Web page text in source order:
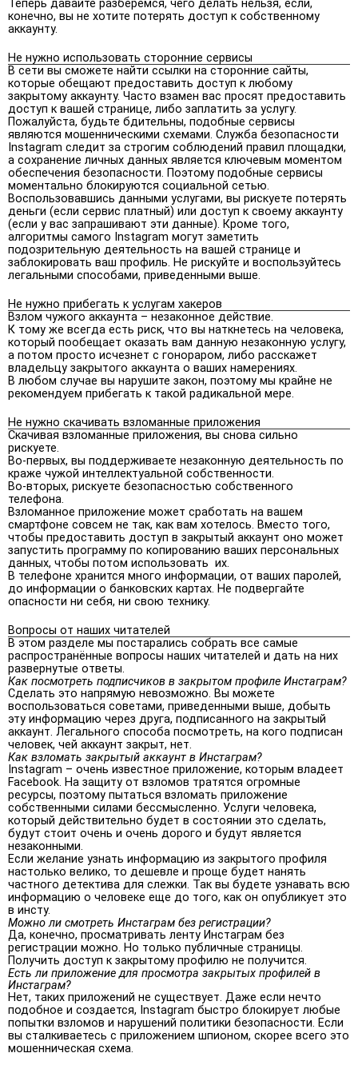
Теперь давайте разберемся, чего делать нельзя, если,
конечно, вы не хотите потерять доступ к собственному
аккаунту.
Не нужно использовать сторонние сервисы
В сети вы сможете найти ссылки на сторонние сайты,
которые обещают предоставить доступ к любому
закрытому аккаунту. Часто взамен вас просят предоставить
доступ к вашей странице, либо заплатить за услугу.
Пожалуйста, будьте бдительны, подобные сервисы
являются мошенническими схемами. Служба безопасности
Instagram следит за строгим соблюдений правил площадки,
а сохранение личных данных является ключевым моментом
обеспечения безопасности. Поэтому подобные сервисы
моментально блокируются социальной сетью.
Воспользовавшись данными услугами, вы рискуете потерять
деньги (если сервис платный) или доступ к своему аккаунту
(если у вас запрашивают эти данные). Кроме того,
алгоритмы самого Instagram могут заметить
подозрительную деятельность на вашей странице и
заблокировать ваш профиль. Не рискуйте и воспользуйтесь
легальными способами, приведенными выше.
Не нужно прибегать к услугам хакеров
Взлом чужого аккаунта – незаконное действие.
К тому же всегда есть риск, что вы наткнетесь на человека,
который пообещает оказать вам данную незаконную услугу,
а потом просто исчезнет с гонораром, либо расскажет
владельцу закрытого аккаунта о ваших намерениях.
В любом случае вы нарушите закон, поэтому мы крайне не
рекомендуем прибегать к такой радикальной мере.
Не нужно скачивать взломанные приложения
Скачивая взломанные приложения, вы снова сильно
рискуете.
Во-первых, вы поддерживаете незаконную деятельность по
краже чужой интеллектуальной собственности.
Во-вторых, рискуете безопасностью собственного
телефона.
Взломанное приложение может сработать на вашем
смартфоне совсем не так, как вам хотелось. Вместо того,
чтобы предоставить доступ в закрытый аккаунт оно может
запустить программу по копированию ваших персональных
данных, чтобы потом использовать их.
В телефоне хранится много информации, от ваших паролей,
до информации о банковских картах. Не подвергайте
опасности ни себя, ни свою технику.
Вопросы от наших читателей
В этом разделе мы постарались собрать все самые
распространённые вопросы наших читателей и дать на них
развернутые ответы.
Как посмотреть подписчиков в закрытом профиле Инстаграм?
Сделать это напрямую невозможно. Вы можете
воспользоваться советами, приведенными выше, добыть
эту информацию через друга, подписанного на закрытый
аккаунт. Легального способа посмотреть, на кого подписан
человек, чей аккаунт закрыт, нет.
Как взломать закрытый аккаунт в Инстаграм?
Instagram – очень известное приложение, которым владеет
Facebook. На защиту от взломов тратятся огромные
ресурсы, поэтому пытаться взломать приложение
собственными силами бессмысленно. Услуги человека,
который действительно будет в состоянии это сделать,
будут стоит очень и очень дорого и будут является
незаконными.
Если желание узнать информацию из закрытого профиля
настолько велико, то дешевле и проще будет нанять
частного детектива для слежки. Так вы будете узнавать всю
информацию о человеке еще до того, как он опубликует это
в инсту.
Можно ли смотреть Инстаграм без регистрации?
Да, конечно, просматривать ленту Инстаграм без
регистрации можно. Но только публичные страницы.
Получить доступ к закрытому профилю не получится.
Есть ли приложение для просмотра закрытых профилей в
Инстаграм?
Нет, таких приложений не существует. Даже если нечто
подобное и создается, Instagram быстро блокирует любые
попытки взломов и нарушений политики безопасности. Если
вы сталкиваетесь с приложением шпионом, скорее всего это
мошенническая схема.